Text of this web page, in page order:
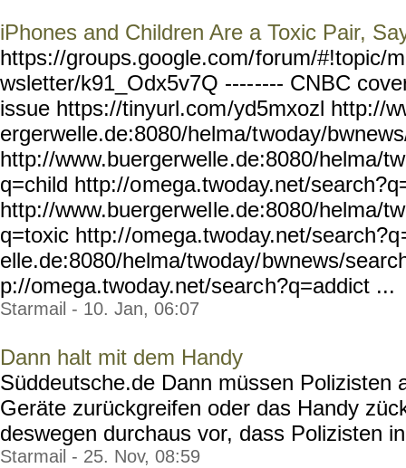
iPhones and Children Are a Toxic Pair,
https://groups.google.com/forum/#!topic/
wsletter/k91_Odx5v7Q -------- CNBC
issue https://tinyurl.com/yd5mxozl http://
ergerwelle.de:8080/helma/twoday/
http://www.buergerwelle.de:8080/helma/
q=child http://omega.twoday.net/
http://www.buergerwelle.de:8080/helma/
q=toxic http://omega.twoday.net/search?q
elle.de:8080/helma/twoday/bwnews/
p://omega.twoday.net/search?q=addict ...
Starmail - 10. Jan, 06:07
Dann halt mit dem Handy
Süddeutsche.de Dann müssen Polizisten
Geräte zurückgreifen oder das Handy
deswegen durchaus vor, dass Polizisten
Starmail - 25. Nov, 08:59